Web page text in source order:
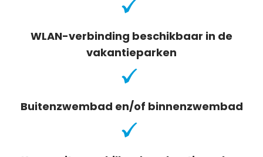
WLAN-verbinding beschikbaar in de
vakantieparken
Buitenzwembad en/of binnenzwembad